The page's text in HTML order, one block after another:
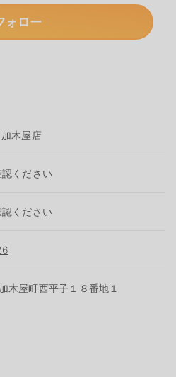
ォロー
木屋店
ください
ください
木屋町西平子１８番地１